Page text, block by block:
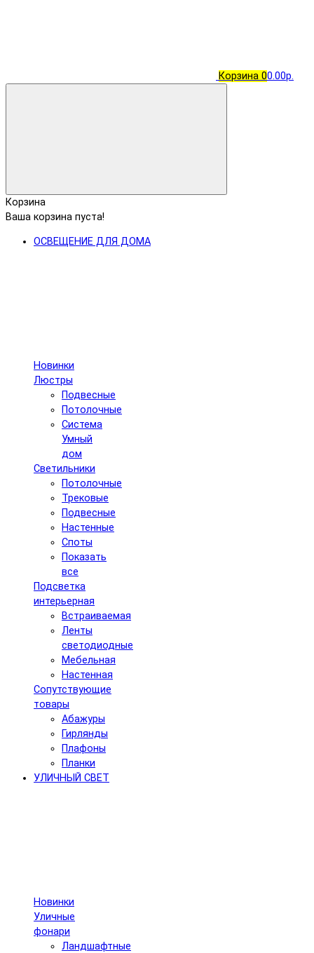
Корзина 00.00р.
Корзина
Ваша корзина пуста!
ОСВЕЩЕНИЕ ДЛЯ ДОМА
Новинки
Люстры
Подвесные
Потолочные
Система
Умный
дом
Светильники
Потолочные
Трековые
Подвесные
Настенные
Споты
Показать
все
Подсветка
интерьерная
Встраиваемая
Ленты
светодиодные
Мебельная
Настенная
Сопутствующие
товары
Абажуры
Гирлянды
Плафоны
Планки
УЛИЧНЫЙ СВЕТ
Новинки
Уличные
фонари
Ландшафтные